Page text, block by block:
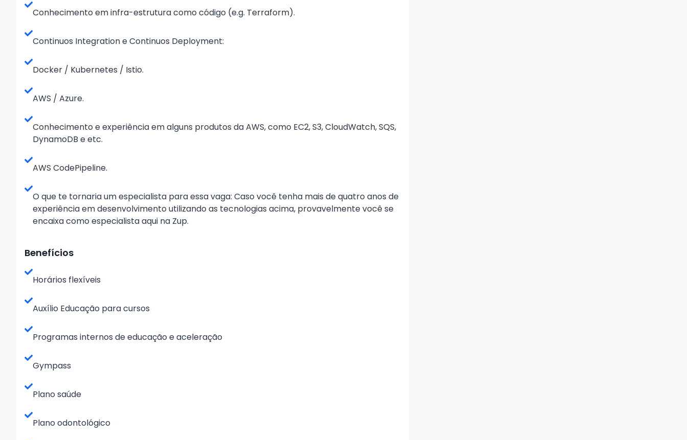
Conhecimento em infra-estrutura como código (e.g. Terraform).
Continuos Integration e Continuos Deployment:
Docker / Kubernetes / Istio.
AWS / Azure.
Conhecimento e experiência em alguns produtos da AWS, como EC2, S3, CloudWatch, SQS,
DynamoDB e etc.
AWS CodePipeline.
O que te tornaria um especialista para essa vaga: Caso você tenha mais de quatro anos de
experiência em desenvolvimento utilizando as tecnologias acima, provavelmente você se
encaixa como especialista aqui na Zup.
Benefícios
Horários flexíveis
Auxílio Educação para cursos
Programas internos de educação e aceleração
Gympass
Plano saúde
Plano odontológico